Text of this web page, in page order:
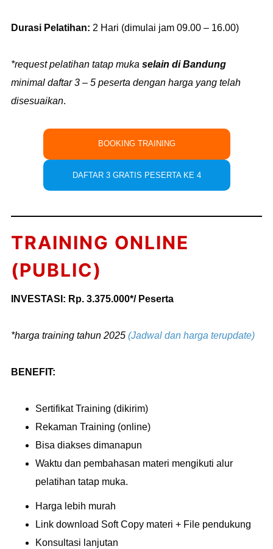
Durasi Pelatihan: 2 Hari (dimulai jam 09.00 – 16.00)
*request pelatihan tatap muka selain di Bandung
minimal daftar 3 – 5 peserta dengan harga yang telah
disesuaikan.
BOOKING TRAINING
DAFTAR 3 GRATIS PESERTA KE 4
TRAINING ONLINE
(PUBLIC)
INVESTASI: Rp. 3.375.000*/ Peserta
*harga training tahun 2025 (Jadwal dan harga terupdate)
BENEFIT:
Sertifikat Training (dikirim)
Rekaman Training (online)
Bisa diakses dimanapun
Waktu dan pembahasan materi mengikuti alur
pelatihan tatap muka.
Harga lebih murah
Link download Soft Copy materi + File pendukung
Konsultasi lanjutan